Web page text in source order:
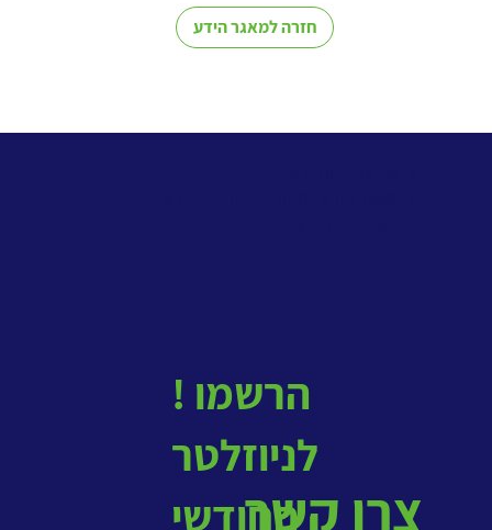
חזרה למאגר הידע
הדיגיטלית שמאפשרת אינטליגנציה ארגונית
! הרשמו
לניוזלטר
החודשי
צרו קשר